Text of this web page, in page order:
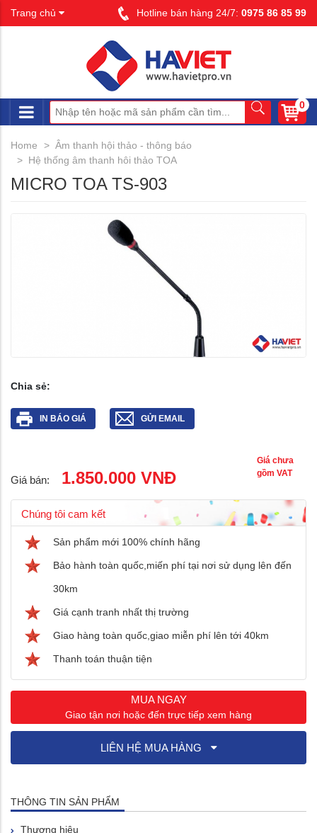
Trang chủ Hotline bán hàng 24/7: 0975 86 85 99
0
Home
Âm thanh hội thảo - thông báo
Hệ thống âm thanh hôi thảo TOA
MICRO TOA TS-903
Chia sẻ:
IN BÁO GIÁ GỬI EMAIL
Giá bán: 1.850.000 VNĐ
Giá chưa
gồm VAT
Chúng tôi cam kết
Sản phẩm mới 100% chính hãng
Bảo hành toàn quốc,miến phí tại nơi sử dụng lên đến
30km
Giá cạnh tranh nhất thị trường
Giao hàng toàn quốc,giao miễn phí lên tới 40km
Thanh toán thuận tiện
MUA NGAY
Giao tận nơi hoặc đến trực tiếp xem hàng
LIÊN HỆ MUA HÀNG
THÔNG TIN SẢN PHẨM
Thương hiệu